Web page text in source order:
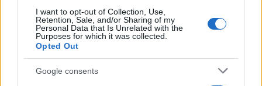
I want to opt-out of Collection, Use,
Retention, Sale, and/or Sharing of my
Personal Data that Is Unrelated with the
Purposes for which it was collected.
Opted Out
Google consents
αντιμετωπίσει με τόλμη τα νέα δεδομένα ακόμη κι αν
χρειαστεί να θυσιάσει το state of mind ελληνικό καλοκαίρι
που οραματίστηκε. Αλλά και οι πολίτες που ένιωσαν εθνικά
υπερήφανοι για την πετυχημένη αντιμετώπιση της
πανδημίας θα πρέπει να επιδείξουν και πάλι προσωπική
υπευθυνότητα και υπομονή.